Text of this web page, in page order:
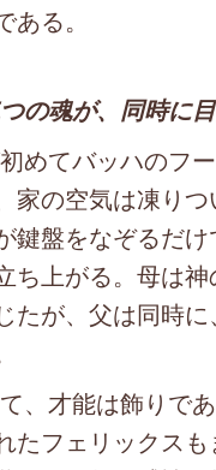
る。
の魂が、同時に
めてバッハのフ
家の空気は凍り
鍵盤をなぞるだ
ち上がる。母は神
たが、父は同時
、才能は飾りであ
たフェリックス